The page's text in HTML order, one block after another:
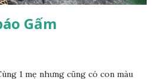
Gấm
1 mẹ nhưng cũng có con màu